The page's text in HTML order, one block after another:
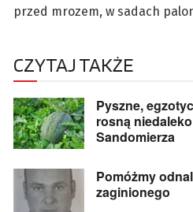
przed mrozem, w sadach
CZYTAJ TAKŻE
Pyszne,
rosną niedaleko
Sandomierza
Pomóżmy
zaginionego